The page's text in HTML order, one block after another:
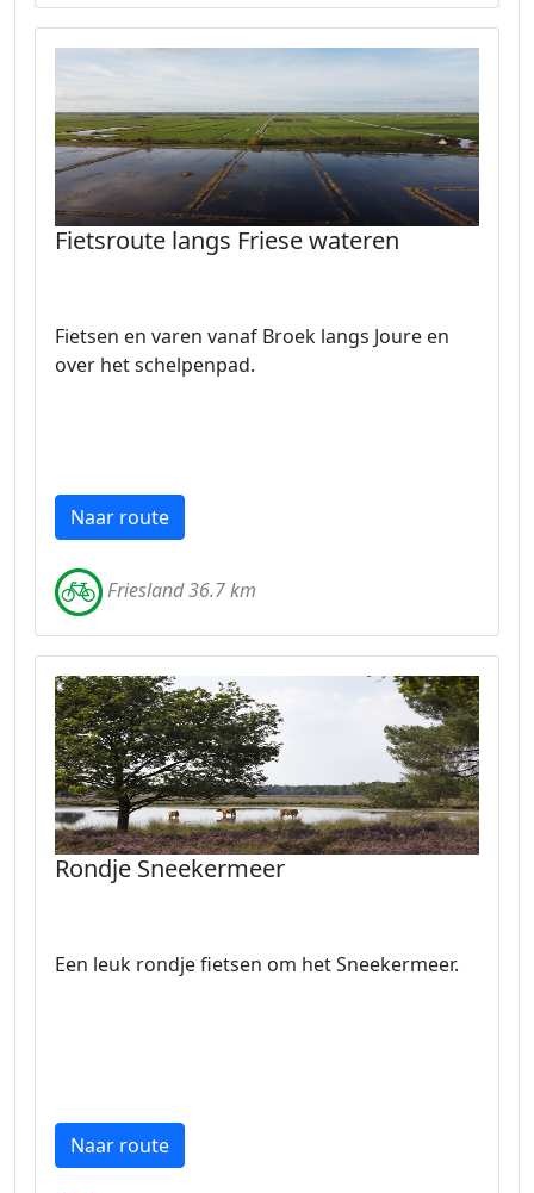
Fietsroute langs Friese wateren
Fietsen en varen vanaf Broek langs Joure en
over het schelpenpad.
Naar route
Friesland 36.7 km
Rondje Sneekermeer
Een leuk rondje fietsen om het Sneekermeer.
Naar route